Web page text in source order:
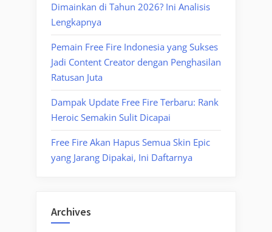
Dimainkan di Tahun 2026? Ini Analisis
Lengkapnya
Pemain Free Fire Indonesia yang Sukses
Jadi Content Creator dengan Penghasilan
Ratusan Juta
Dampak Update Free Fire Terbaru: Rank
Heroic Semakin Sulit Dicapai
Free Fire Akan Hapus Semua Skin Epic
yang Jarang Dipakai, Ini Daftarnya
Archives